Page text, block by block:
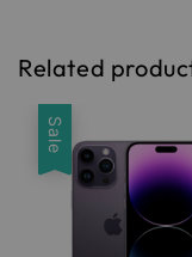
Related
Sale